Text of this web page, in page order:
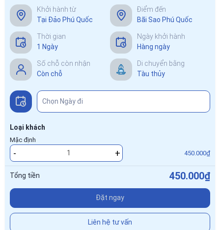
Khởi hành từ
Tại Đảo Phú Quốc
Điểm đến
Bãi Sao Phú Quốc
Thời gian
1 Ngày
Ngày khởi hành
Hàng ngày
Số chỗ còn nhận
Còn chỗ
Di chuyển bằng
Tàu thủy
Loại khách
Mặc định
- + 450.000₫
Tổng tiền 450.000₫
Đặt ngay
Liên hệ tư vấn